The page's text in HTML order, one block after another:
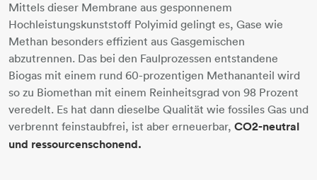
Mittels dieser Membrane aus gesponnenem
Hochleistungskunststoff Polyimid gelingt es, Gase wie
Methan besonders effizient aus Gasgemischen
abzutrennen. Das bei den Faulprozessen entstandene
Biogas mit einem rund 60-prozentigen Methananteil wird
so zu Biomethan mit einem Reinheitsgrad von 98 Prozent
veredelt. Es hat dann dieselbe Qualität wie fossiles Gas und
verbrennt feinstaubfrei, ist aber erneuerbar, CO2-neutral
und ressourcenschonend.